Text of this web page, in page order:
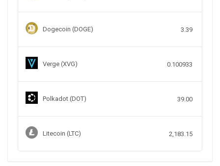
Dogecoin (DOGE) 3.39
Verge (XVG) 0.100933
Polkadot (DOT) 39.00
Litecoin (LTC) 2,183.15